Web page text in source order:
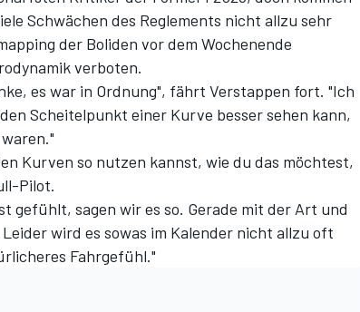
Schwächen des Reglements nicht allzu sehr
der Boliden vor dem Wochenende
verboten.
es war in Ordnung", fährt Verstappen fort. "Ich
Scheitelpunkt einer Kurve besser sehen kann,
Kurven so nutzen kannst, wie du das möchtest,
Pilot.
gefühlt, sagen wir es so. Gerade mit der Art und
wird es sowas im Kalender nicht allzu oft
Fahrgefühl."